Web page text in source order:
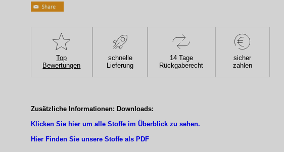
Top
Bewertungen
schnelle
Lieferung
14 Tage
Rückgaberecht
sicher
zahlen
Zusätzliche Informationen: Downloads:
Klicken Sie hier um alle Stoffe im Überblick zu sehen.
Hier Finden Sie unsere Stoffe als PDF